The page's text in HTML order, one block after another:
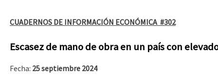
CUADERNOS DE INFORMACIÓN ECONÓMICA #302
Escasez de mano de obra en un país con
Fecha: 25 septiembre 2024